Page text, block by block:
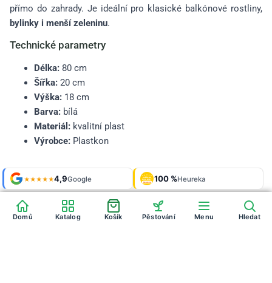
přímo do zahrady. Je ideální pro klasické balkónové rostliny,
bylinky i menší zeleninu.
Technické parametry
Délka: 80 cm
Šířka: 20 cm
Výška: 18 cm
Barva: bílá
Materiál: kvalitní plast
Výrobce: Plastkon
★★★★★4,9Google OVĚŘENO
ZÁKAZNÍKY
Heureka 100 %Heureka
Shop roku'24 + '25 Galerie925 fotek
Domů Katalog Košík Pěstování Menu Hledat